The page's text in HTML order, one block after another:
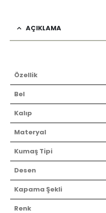
AÇIKLAMA
Özellik
Bel
Kalıp
Materyal
Kumaş Tipi
Desen
Kapama Şekli
Renk